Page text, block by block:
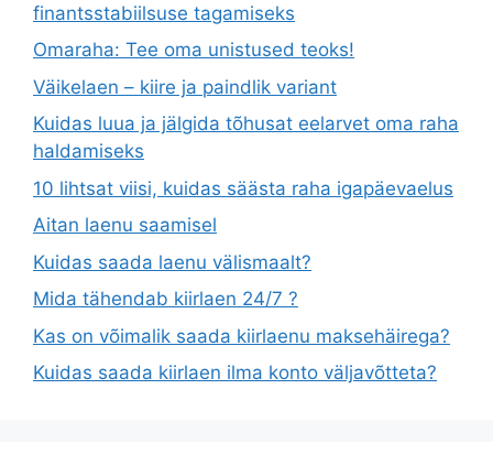
finantsstabiilsuse tagamiseks
Omaraha: Tee oma unistused teoks!
Väikelaen – kiire ja paindlik variant
Kuidas luua ja jälgida tõhusat eelarvet oma raha
haldamiseks
10 lihtsat viisi, kuidas säästa raha igapäevaelus
Aitan laenu saamisel
Kuidas saada laenu välismaalt?
Mida tähendab kiirlaen 24/7 ?
Kas on võimalik saada kiirlaenu maksehäirega?
Kuidas saada kiirlaen ilma konto väljavõtteta?